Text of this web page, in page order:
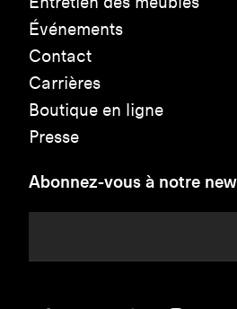
Événements
Contact
Carrières
Boutique en ligne
Presse
Abonnez-vous à notre